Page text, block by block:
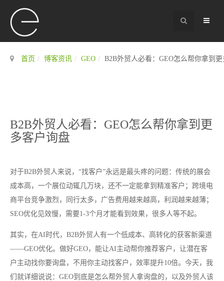
首页 博客资讯 GEO B2B外贸人必看：GEO怎么帮你拿到
B2B外贸人必看：GEO怎么帮你拿到更
多客户询盘
对于B2B外贸人来说，“找客户”永远是最头疼的问题：传统的展会
成本高，一个展位动辄几万块，还不一定能拿到精准客户；跨境电
商平台竞争激烈，同行太多，广告费用越来越高，利润越来越薄；
SEO优化见效慢，需要1-3个月才能看到效果，很多人等不起。
其实，在AI时代，B2B外贸人有一个低成本、高转化的获客新渠道
——GEO优化。做好GEO，能让AI主动帮你推荐客户，让潜在客
户主动找你要询盘，不用你主动找客户，效率提升10倍。今天，我
们就详细说说：GEO到底是怎么帮外贸人拿询盘的，以及外贸人该